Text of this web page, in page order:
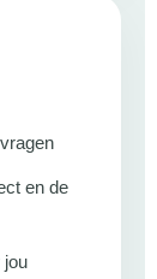
en de
jou